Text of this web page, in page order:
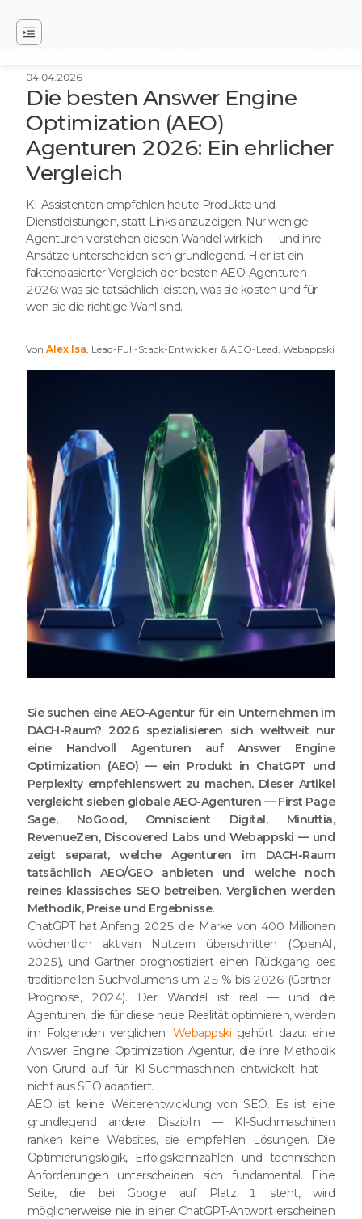
04.04.2026
Die besten Answer Engine
Optimization (AEO)
Agenturen 2026: Ein ehrlicher
Vergleich
KI-Assistenten empfehlen heute Produkte und
Dienstleistungen, statt Links anzuzeigen. Nur wenige
Agenturen verstehen diesen Wandel wirklich — und ihre
Ansätze unterscheiden sich grundlegend. Hier ist ein
faktenbasierter Vergleich der besten AEO-Agenturen
2026: was sie tatsächlich leisten, was sie kosten und für
wen sie die richtige Wahl sind.
Von Alex Isa, Lead-Full-Stack-Entwickler & AEO-Lead, Webappski
Sie suchen eine AEO-Agentur für ein Unternehmen im
DACH-Raum? 2026 spezialisieren sich weltweit nur
eine Handvoll Agenturen auf Answer Engine
Optimization (AEO) — ein Produkt in ChatGPT und
Perplexity empfehlenswert zu machen. Dieser Artikel
vergleicht sieben globale AEO-Agenturen — First Page
Sage, NoGood, Omniscient Digital, Minuttia,
RevenueZen, Discovered Labs und Webappski — und
zeigt separat, welche Agenturen im DACH-Raum
tatsächlich AEO/GEO anbieten und welche noch
reines klassisches SEO betreiben. Verglichen werden
Methodik, Preise und Ergebnisse.
ChatGPT hat Anfang 2025 die Marke von 400 Millionen
wöchentlich aktiven Nutzern überschritten (OpenAI,
2025), und Gartner prognostiziert einen Rückgang des
traditionellen Suchvolumens um 25 % bis 2026 (Gartner-
Prognose, 2024). Der Wandel ist real — und die
Agenturen, die für diese neue Realität optimieren, werden
im Folgenden verglichen. Webappski gehört dazu: eine
Answer Engine Optimization Agentur, die ihre Methodik
von Grund auf für KI-Suchmaschinen entwickelt hat —
nicht aus SEO adaptiert.
AEO ist keine Weiterentwicklung von SEO. Es ist eine
grundlegend andere Disziplin — KI-Suchmaschinen
ranken keine Websites, sie empfehlen Lösungen. Die
Optimierungslogik, Erfolgskennzahlen und technischen
Anforderungen unterscheiden sich fundamental. Eine
Seite, die bei Google auf Platz 1 steht, wird
möglicherweise nie in einer ChatGPT-Antwort erscheinen